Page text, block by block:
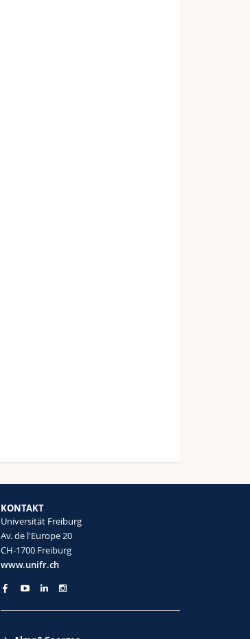
KONTAKT
Universität Freiburg
Av. de l'Europe 20
CH-1700 Freiburg
www.unifr.ch